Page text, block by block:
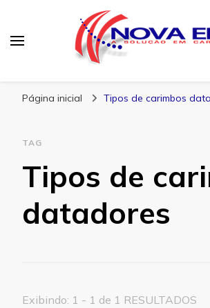
Página inicial Tipos de carimbos
TAG
Tipos de
datadores
Exibindo: 1 - 1 de 1 RESULTADOS